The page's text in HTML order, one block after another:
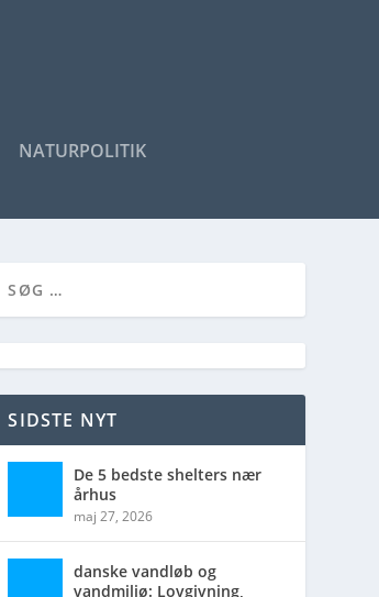
NATURPOLITIK
SIDSTE NYT
De 5 bedste shelters nær
århus
maj 27, 2026
danske vandløb og
vandmiljø: Lovgivning,